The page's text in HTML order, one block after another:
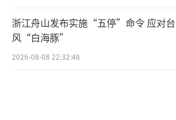
浙江舟山发布实施“五停”命令 应对台
风“白海豚”
2026-08-08 22:32:48